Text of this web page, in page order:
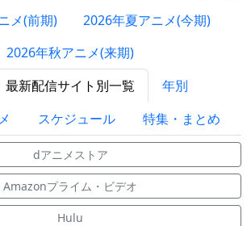
メ(前期)
2026年夏アニメ(今期)
2026年秋アニメ(来期)
最新配信サイト別一覧
年別
スケジュール 特集・まとめ
dアニメストア
Amazonプライム・ビデオ
Hulu